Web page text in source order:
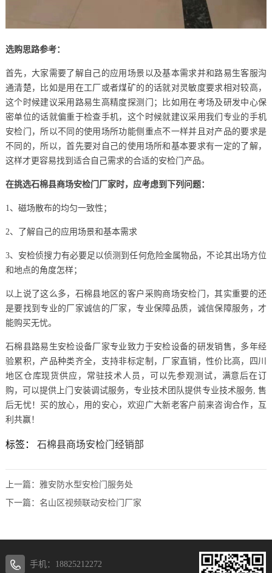
选购思路参考：
首先，大家需要了解自己的应用场景以及基本需求并和路易生客服沟
通清楚，比如是用在工厂或者煤矿的的话就对灵敏度要求相对较高，
这个时候建议采用路易生高精度探测门；比如用在考场及研发中心保
密单位的话就偏重于检查手机，这个时候就建议采用我们专业的手机
安检门，所以不同的使用场所功能侧重点不一样并且对产品的要求是
不同的，所以，首先要对自己的使用场所和基本要求有一定的了解，
这样才更容易找到适合自己需求的合适的安检门产品。
在挑选石棉县商场安检门厂家时，应考虑到下列问题：
1、磁场散布的均匀一致性；
2、了解自己的应用场景和基本需求
3、安检侦搜力有必要足以侦测到任何危险金属物品，不论其出场方位
和地点的角度怎样；
以上说了这么多，石棉县地区的客户采购商场安检门，其实重要的还
是要找到专业的厂家诚信的厂家，专业保障品质，诚信保障服务，才
能购买无忧。
石棉县路易生安检设备厂家专业致力于安检设备的研发销售，多年经
验累积，产品种类齐全，支持非标定制，厂家直销，性价比高，四川
地区仓库现货供应，常驻技术人员，可以先参观测试，满意后在订
购，可以提供上门安装调试服务，专业技术团队提供专业技术服务, 售
后无忧！买的放心，用的安心，欢迎广大新老客户前来咨询合作，互
利共赢！
标签： 石棉县商场安检门经销部
上一篇： 雅安防水型安检门服务处
下一篇： 名山区视频联动安检门厂家
手机：18825212272